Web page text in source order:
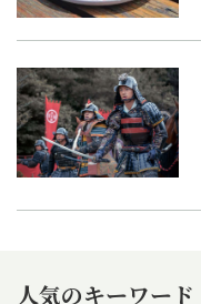
人気のキーワード